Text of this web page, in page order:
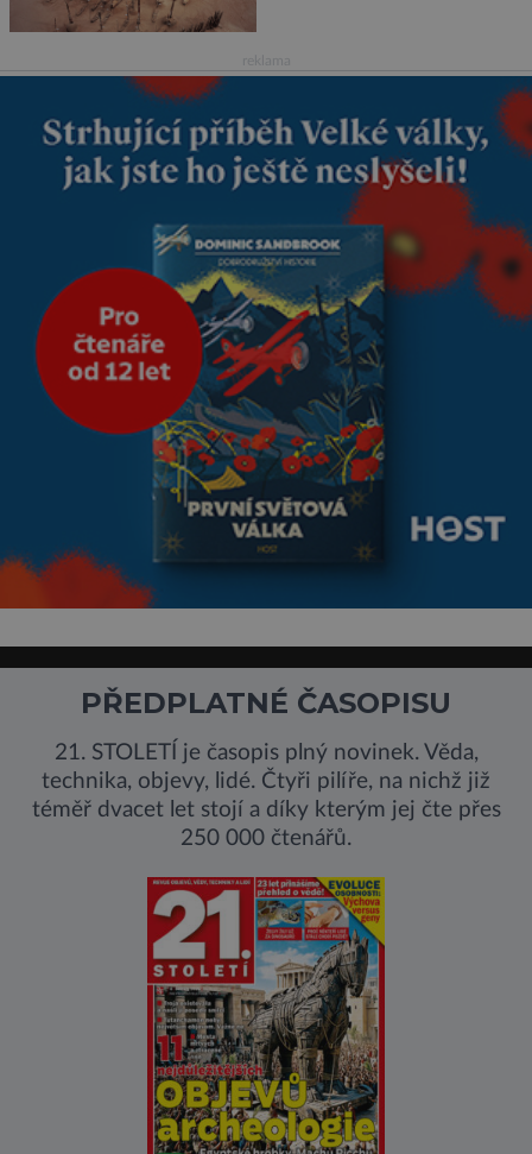
modrou filcovou čapkou, z níž
se draly blonďaté vlásky. Fakt,
že jsou těla dávných lidí
nesmírně dobře zachovalá,
přičítají odborníci zdejším
klimatickým podmínkám.
Sucho, prosolené písky a
extrémně
PŘEDPLATNÉ ČASOPISU
21. STOLETÍ je časopis plný novinek. Věda,
technika, objevy, lidé. Čtyři pilíře, na nichž již
téměř dvacet let stojí a díky kterým jej čte přes
250 000 čtenářů.